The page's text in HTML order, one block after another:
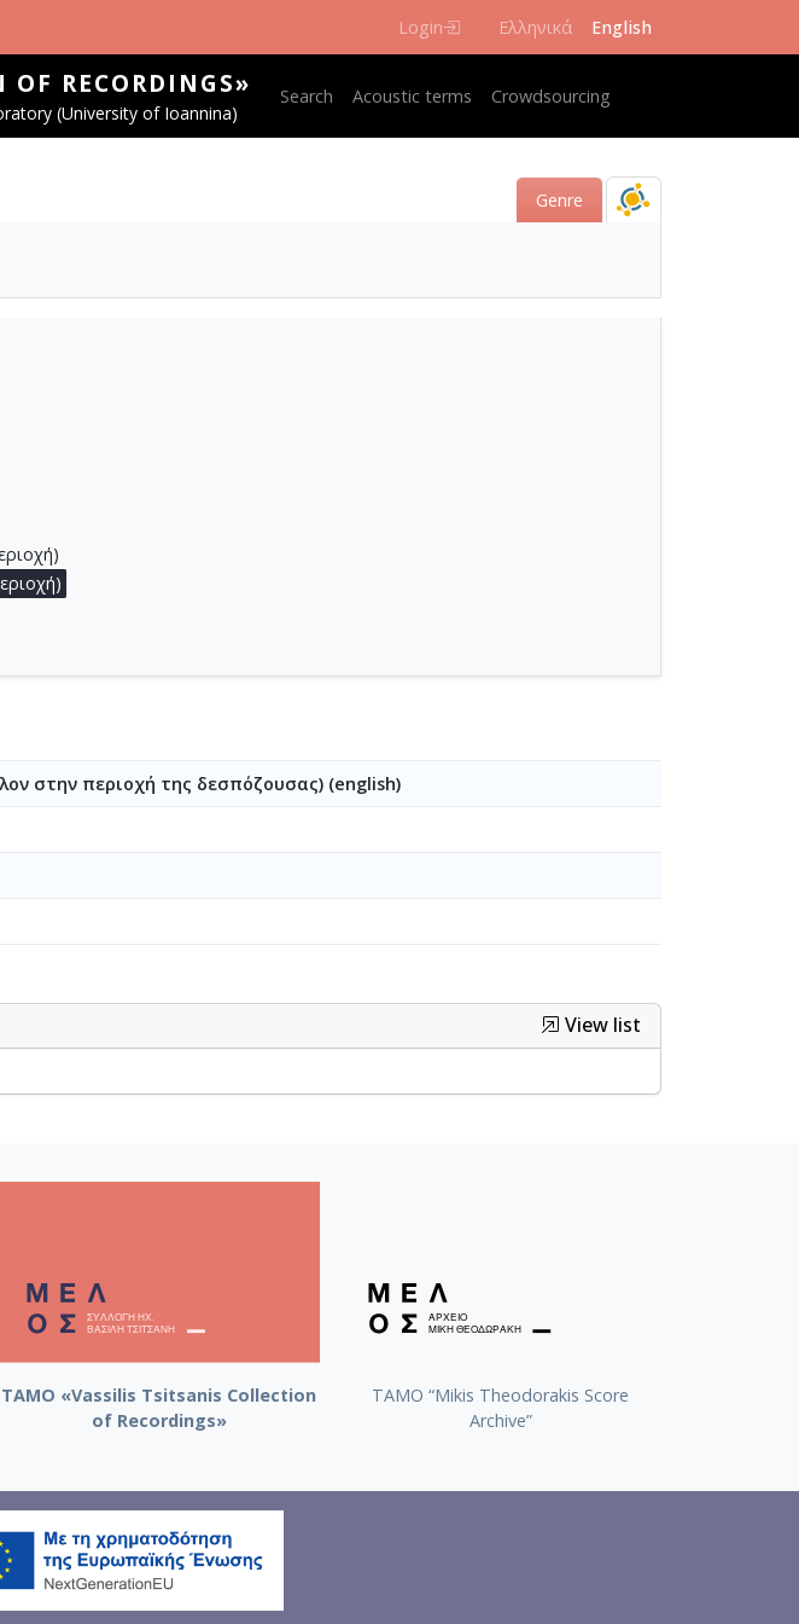
Login Ελληνικά English
RECORDINGS»
(University of Ioannina)
Κεντρική πλοήγηση
Search Acoustic terms Crowdsourcing
Genre
στην περιοχή της δεσπόζουσας) (english)
View list
TAMO «Vassilis Tsitsanis Collection
of Recordings»
TAMO “Mikis Theodorakis Score
Archive”